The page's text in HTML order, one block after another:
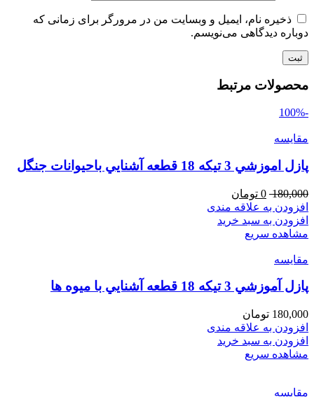
ذخیره نام، ایمیل و وبسایت من در مرورگر برای زمانی که
دوباره دیدگاهی می‌نویسم.
محصولات مرتبط
-100%
مقایسه
پازل اموزشي 3 تيكه 18 قطعه آشنايي باحيوانات جنگل
180,000
0 تومان
افزودن به علاقه مندی
افزودن به سبد خرید
مشاهده سریع
مقایسه
پازل آموزشي 3 تيكه 18 قطعه آشنايي با ميوه ها
180,000 تومان
افزودن به علاقه مندی
افزودن به سبد خرید
مشاهده سریع
مقایسه